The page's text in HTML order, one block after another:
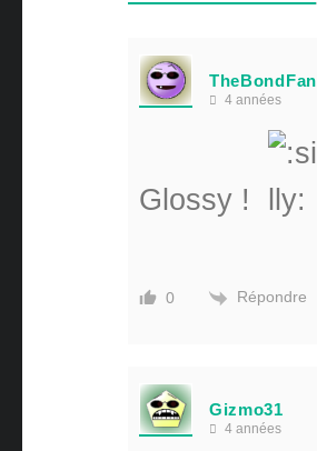
TheBondFan
4 années
Glossy !
0 Répondre
Gizmo31
4 années